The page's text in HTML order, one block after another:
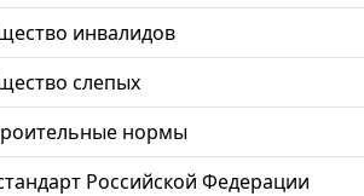
инвалидов
слепых
нормы
Российской Федерации